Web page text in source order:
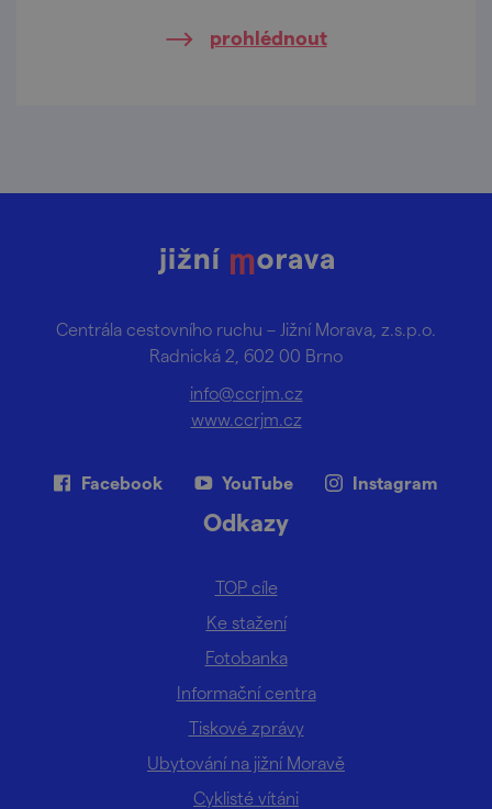
prohlédnout
Centrála cestovního ruchu – Jižní Morava, z.s.p.o.
Radnická 2, 602 00 Brno
info@ccrjm.cz
www.ccrjm.cz
Facebook YouTube Instagram
Odkazy
TOP cíle
Ke stažení
Fotobanka
Informační centra
Tiskové zprávy
Ubytování na jižní Moravě
Cyklisté vítáni